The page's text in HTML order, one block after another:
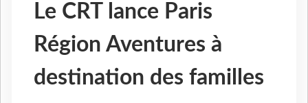
Le CRT lance Paris
Région Aventures à
destination des familles